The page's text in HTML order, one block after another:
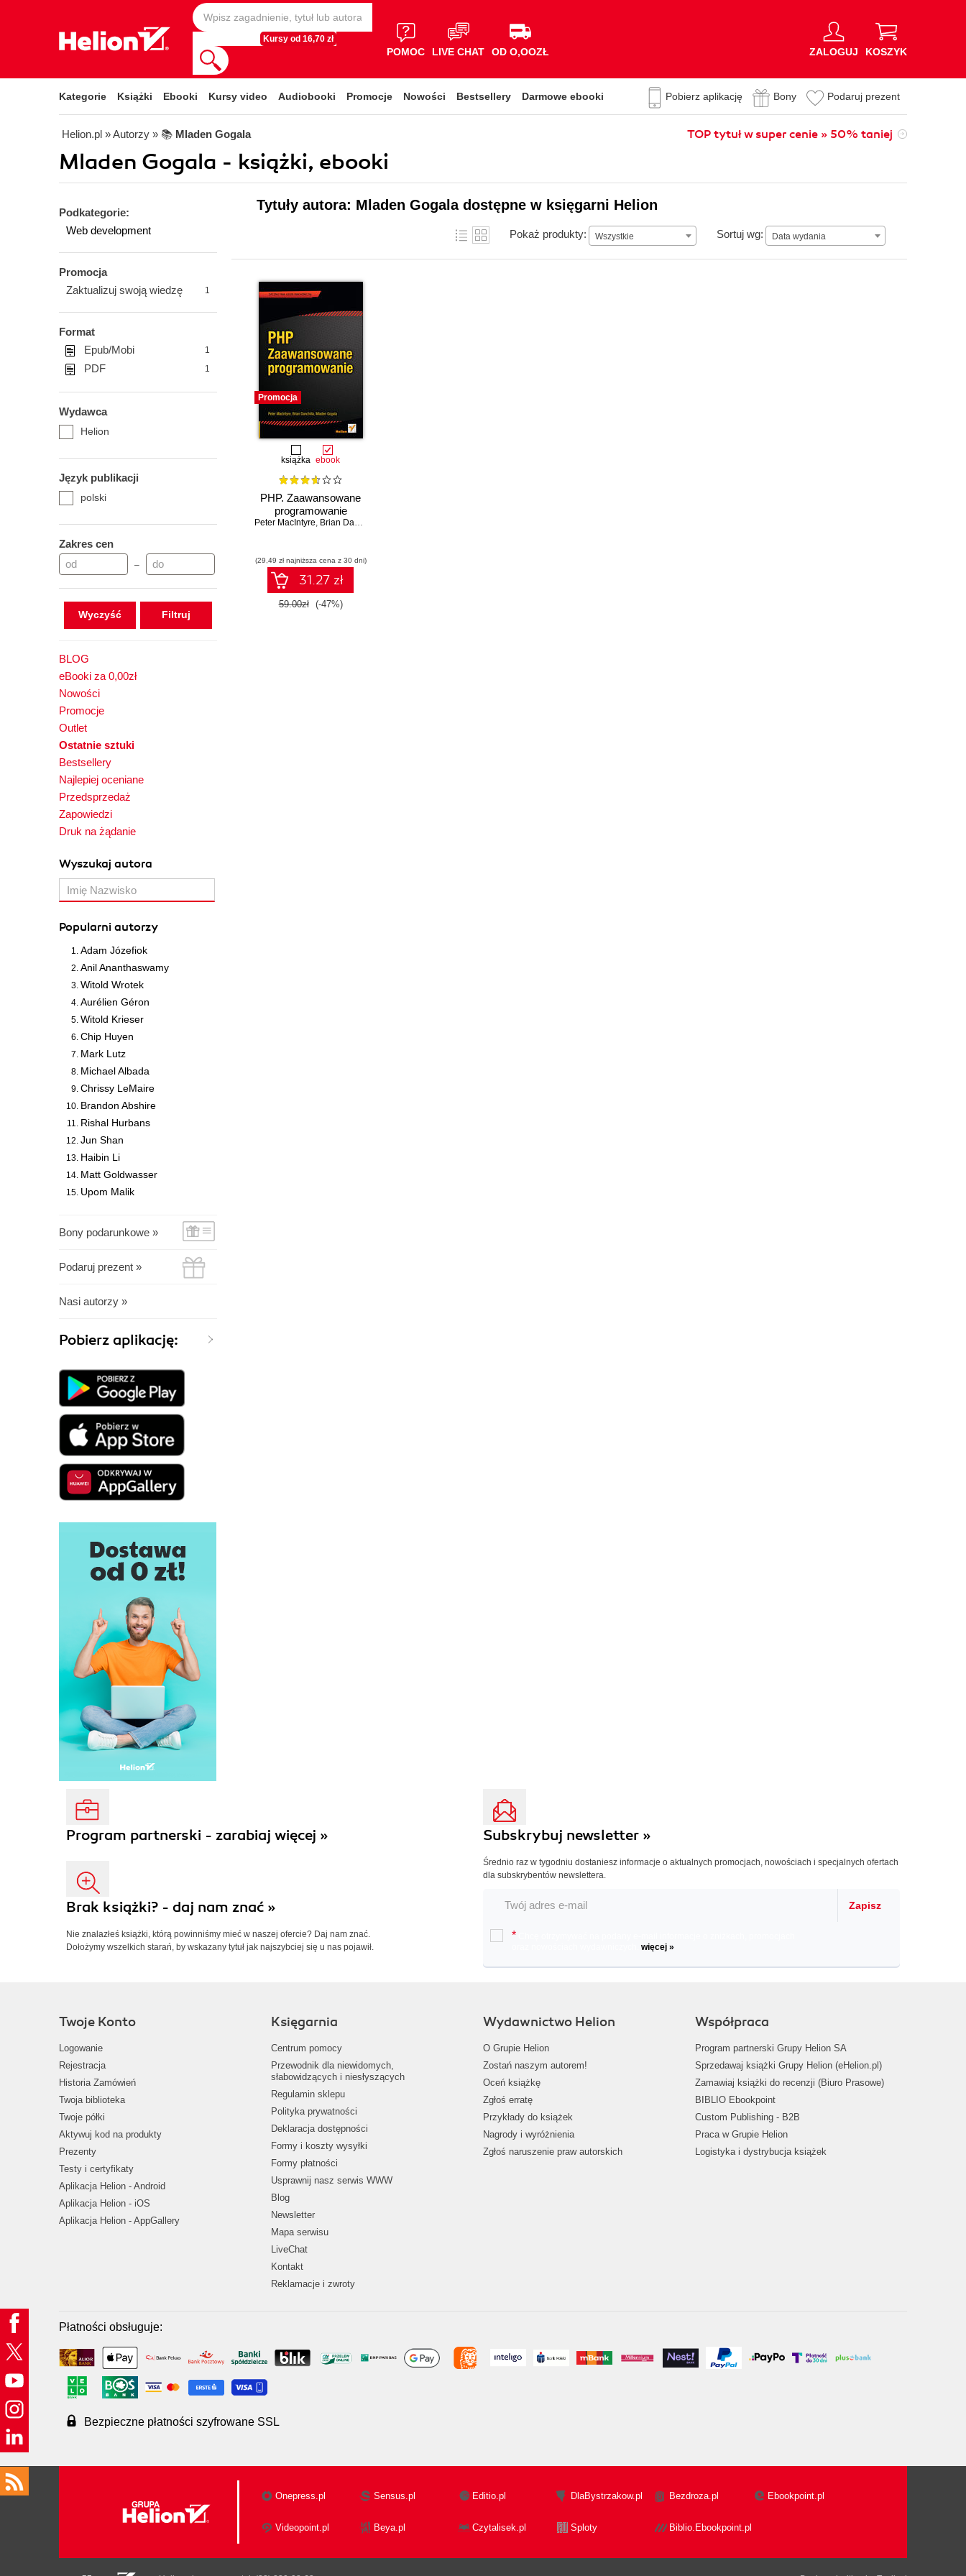
Kursy od 16,70 zł
POMOC LIVE CHAT OD O,OOZŁ ZALOGUJ KOSZYK
Kategorie Książki Ebooki Kursy video Audiobooki Promocje Nowości Bestsellery Darmowe ebooki Pobierz aplikację Bony Podaruj prezent
Helion.pl » Autorzy » 📚 Mladen Gogala TOP tytuł w super cenie » 50% taniej
Mladen Gogala - książki, ebooki
Podkategorie:
Web development
Promocja
Zaktualizuj swoją wiedzę
1
Format
Epub/Mobi
1
PDF 1
Wydawca
Helion
Język publikacji
polski
Zakres cen
–
Wyczyść
BLOG
eBooki za 0,00zł
Nowości
Promocje
Outlet
Ostatnie sztuki
Bestsellery
Najlepiej oceniane
Przedsprzedaż
Zapowiedzi
Druk na żądanie
Wyszukaj autora
Popularni autorzy
Adam Józefiok
Anil Ananthaswamy
Witold Wrotek
Aurélien Géron
Witold Krieser
Chip Huyen
Mark Lutz
Michael Albada
Chrissy LeMaire
Brandon Abshire
Rishal Hurbans
Jun Shan
Haibin Li
Matt Goldwasser
Upom Malik
Bony podarunkowe »
Podaruj prezent »
Nasi autorzy »
Pobierz aplikację:
Tytuły autora: Mladen Gogala dostępne w księgarni Helion
Pokaż produkty: Wszystkie Sortuj wg: Data wydania
Data wydania
Promocja
książka ebook
PHP. Zaawansowane
programowanie
Peter MacIntyre, Brian Danchilla
(29,49 zł najniższa cena z 30 dni)
31.27 zł
59.00zł (-47%)
Program partnerski - zarabiaj więcej »
Brak książki? - daj nam znać »
Nie znalazłeś książki, którą powinniśmy mieć w naszej ofercie? Daj nam znać.
Dołożymy wszelkich starań, by wskazany tytuł jak najszybciej się u nas pojawił.
Subskrybuj newsletter »
Średnio raz w tygodniu dostaniesz informacje o aktualnych promocjach, nowościach i specjalnych ofertach
dla subskrybentów newslettera.
Zapisz
*
więcej »
Twoje Konto
Logowanie
Rejestracja
Historia Zamówień
Twoja biblioteka
Twoje półki
Aktywuj kod na produkty
Prezenty
Testy i certyfikaty
Aplikacja Helion - Android
Aplikacja Helion - iOS
Aplikacja Helion - AppGallery
Księgarnia
Centrum pomocy
Przewodnik dla niewidomych,
słabowidzących i niesłyszących
Regulamin sklepu
Polityka prywatności
Deklaracja dostępności
Formy i koszty wysyłki
Formy płatności
Usprawnij nasz serwis WWW
Blog
Newsletter
Mapa serwisu
LiveChat
Kontakt
Reklamacje i zwroty
Wydawnictwo Helion
O Grupie Helion
Zostań naszym autorem!
Oceń książkę
Zgłoś erratę
Przykłady do książek
Nagrody i wyróżnienia
Zgłoś naruszenie praw autorskich
Współpraca
Program partnerski Grupy Helion SA
Sprzedawaj książki Grupy Helion (eHelion.pl)
Zamawiaj książki do recenzji (Biuro Prasowe)
BIBLIO Ebookpoint
Custom Publishing - B2B
Praca w Grupie Helion
Logistyka i dystrybucja książek
Płatności obsługuje:
Bezpieczne płatności szyfrowane SSL
Onepress.pl Sensus.pl Editio.pl DlaBystrzakow.pl Bezdroza.pl Ebookpoint.pl
Videopoint.pl Beya.pl Czytalisek.pl Sploty Biblio.Ebookpoint.pl